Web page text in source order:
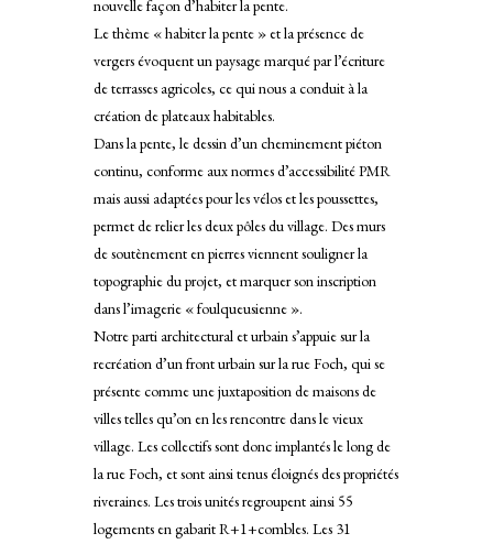
nouvelle façon d’habiter la pente.
Le thème « habiter la pente » et la présence de
vergers évoquent un paysage marqué par l’écriture
de terrasses agricoles, ce qui nous a conduit à la
création de plateaux habitables.
Dans la pente, le dessin d’un cheminement piéton
continu, conforme aux normes d’accessibilité PMR
mais aussi adaptées pour les vélos et les poussettes,
permet de relier les deux pôles du village. Des murs
de soutènement en pierres viennent souligner la
topographie du projet, et marquer son inscription
dans l’imagerie « foulqueusienne ».
Notre parti architectural et urbain s’appuie sur la
recréation d’un front urbain sur la rue Foch, qui se
présente comme une juxtaposition de maisons de
villes telles qu’on en les rencontre dans le vieux
village. Les collectifs sont donc implantés le long de
la rue Foch, et sont ainsi tenus éloignés des propriétés
riveraines. Les trois unités regroupent ainsi 55
logements en gabarit R+1+combles. Les 31